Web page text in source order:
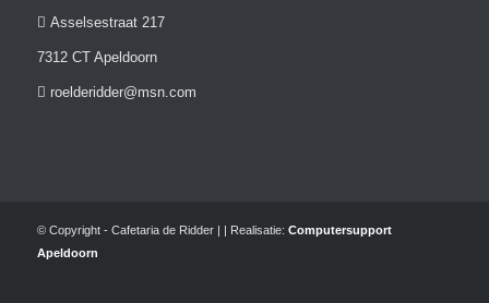
 Asselsestraat 217
7312 CT Apeldoorn
 roelderidder@msn.com
© Copyright - Cafetaria de Ridder | | Realisatie: Computersupport
Apeldoorn